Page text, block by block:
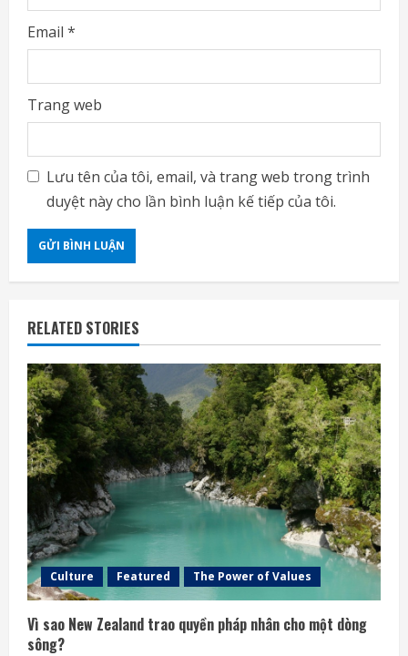
Email *
Trang web
Lưu tên của tôi, email, và trang web trong trình
duyệt này cho lần bình luận kế tiếp của tôi.
RELATED STORIES
Culture Featured The Power of Values
Vì sao New Zealand trao quyền pháp nhân cho một dòng
sông?